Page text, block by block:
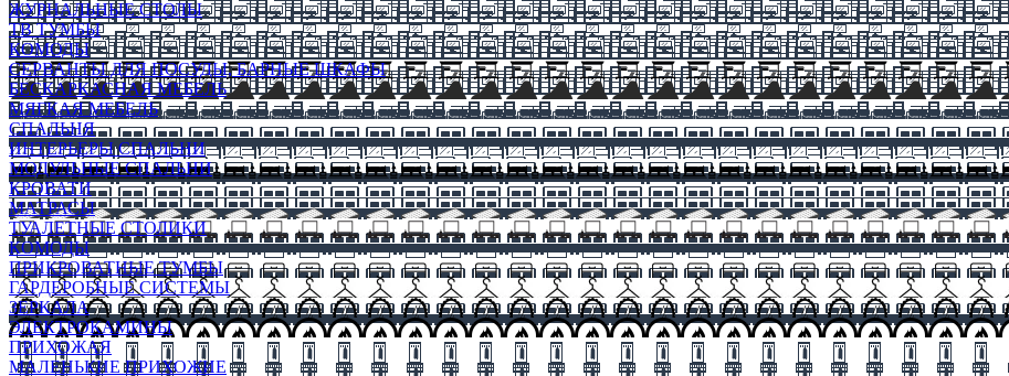
ЖУРНАЛЬНЫЕ СТОЛЫ
ТВ ТУМБЫ
КОМОДЫ
СЕРВАНТЫ ДЛЯ ПОСУДЫ, БАРНЫЕ ШКАФЫ
БЕСКАРКАСНАЯ МЕБЕЛЬ
МЯГКАЯ МЕБЕЛЬ
СПАЛЬНЯ
ИНТЕРЬЕРЫ СПАЛЬНИ
МОДУЛЬНЫЕ СПАЛЬНИ
КРОВАТИ
МАТРАСЫ
ТУАЛЕТНЫЕ СТОЛИКИ
КОМОДЫ
ПРИКРОВАТНЫЕ ТУМБЫ
ГАРДЕРОБНЫЕ СИСТЕМЫ
ЗЕРКАЛА
ЭЛЕКТРОКАМИНЫ
ПРИХОЖАЯ
МАЛЕНЬКИЕ ПРИХОЖИЕ